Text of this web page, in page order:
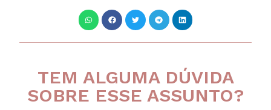
TEM ALGUMA DÚVIDA
SOBRE ESSE ASSUNTO?